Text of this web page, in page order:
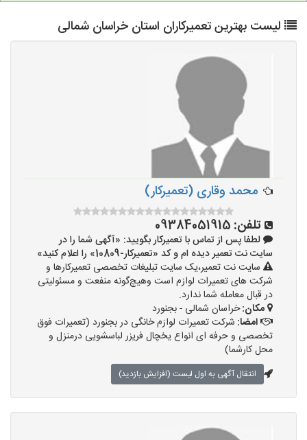
لیست بهترین تعمیرکاران استان خراسان شمالی
محمد وقاری (تعمیرکار)
تلفن: 09384051915
لطفا پس از تماس با تعمیرکار بگویید: «آگهی شما را در
سایت نت تعمیر دیده ام و کد «تعمیرکار-10809» را اعلام کنید»
سایت نت تعمیر،یک سایت تبلیغات تخصصی تعمیرکارها و
شرکت های تعمیرات لوازم است وهیچ‌گونه منفعت و مسئولیتی
در قبال معامله شما ندارد.
مکان:خراسان شمالی - بجنورد
امضا: شرکت تعمیرات لوازم خانگی در بجنورد (تعمیرات فوق
تخصصی و حرفه ای انواع یخچال فریزر لباسشویی درمنزل و
محل کارشما)
انتقال آگهی به اول لیست (افزایش بازدید)